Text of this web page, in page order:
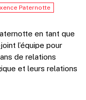
Paternotte
en tant que
l’équipe pour
de relations
et leurs relations